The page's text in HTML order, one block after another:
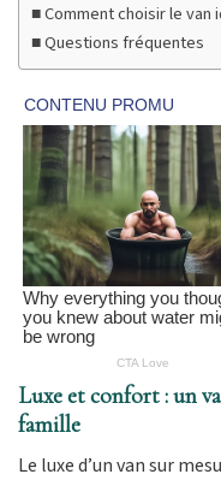
Comment choisir le van
Questions fréquentes
Luxe et confort : un
famille
Le luxe d’un van sur